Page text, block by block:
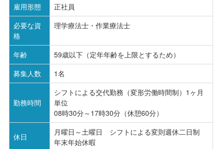
雇用形態
正社員
必要な資
格
理学療法士・作業療法士
年齢
59歳以下（定年年齢を上限とするため）
募集人数
1名
勤務時間
シフトによる交代勤務（変形労働時間制）1ヶ月
単位
08時30分～17時30分（休憩60分）
休日
月曜日～土曜日 シフトによる変則週休二日制
年末年始休暇